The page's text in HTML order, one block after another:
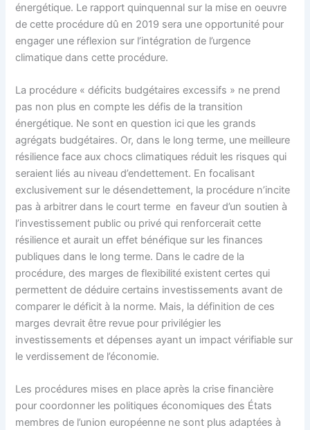
énergétique. Le rapport quinquennal sur la mise en oeuvre
de cette procédure dû en 2019 sera une opportunité pour
engager une réflexion sur l’intégration de l’urgence
climatique dans cette procédure.
La procédure « déficits budgétaires excessifs » ne prend
pas non plus en compte les défis de la transition
énergétique. Ne sont en question ici que les grands
agrégats budgétaires. Or, dans le long terme, une meilleure
résilience face aux chocs climatiques réduit les risques qui
seraient liés au niveau d’endettement. En focalisant
exclusivement sur le désendettement, la procédure n’incite
pas à arbitrer dans le court terme en faveur d’un soutien à
l’investissement public ou privé qui renforcerait cette
résilience et aurait un effet bénéfique sur les finances
publiques dans le long terme. Dans le cadre de la
procédure, des marges de flexibilité existent certes qui
permettent de déduire certains investissements avant de
comparer le déficit à la norme. Mais, la définition de ces
marges devrait être revue pour privilégier les
investissements et dépenses ayant un impact vérifiable sur
le verdissement de l’économie.
Les procédures mises en place après la crise financière
pour coordonner les politiques économiques des États
membres de l’union européenne ne sont plus adaptées à